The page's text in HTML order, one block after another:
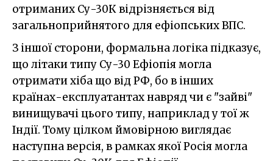
отриманих Су-30К відрізняється від
загальноприйнятого для ефіопських ВПС.
З іншої сторони, формальна логіка підказує,
що літаки типу Су-30 Ефіопія могла
отримати хіба що від РФ, бо в інших
країнах-експлуатантах навряд чи є "зайві"
винищувачі цього типу, наприклад у тої ж
Індії. Тому цілком ймовірною виглядає
наступна версія, в рамках якої Росія могла